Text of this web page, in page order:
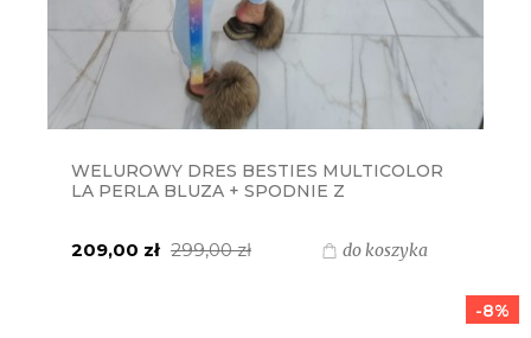
WELUROWY DRES BESTIES MULTICOLOR
LA PERLA BLUZA + SPODNIE Z
209,00 zł 299,00 zł do koszyka
-8%